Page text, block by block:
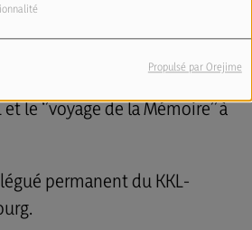
Propulsé par Orejime
le ‘’voyage de la Mémoire’’ à
permanent du KKL-